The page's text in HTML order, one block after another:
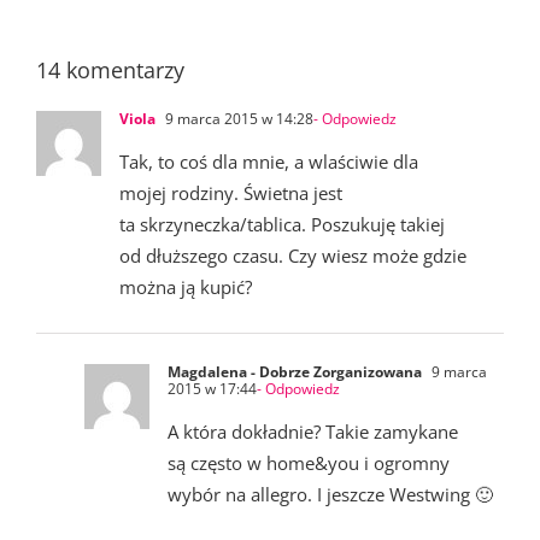
14 komentarzy
Viola 9 marca 2015 w 14:28- Odpowiedz
Tak, to coś dla mnie, a wlaściwie dla
mojej rodziny. Świetna jest
ta skrzyneczka/tablica. Poszukuję takiej
od dłuższego czasu. Czy wiesz może gdzie
można ją kupić?
Magdalena - Dobrze Zorganizowana 9 marca
2015 w 17:44- Odpowiedz
A która dokładnie? Takie zamykane
są często w home&you i ogromny
wybór na allegro. I jeszcze Westwing 🙂